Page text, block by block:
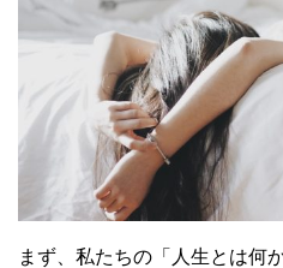
まず、私たちの「人生とは何